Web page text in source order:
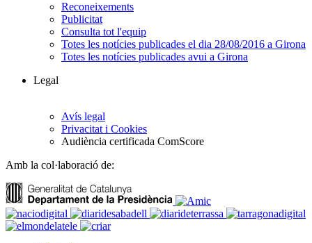
Reconeixements
Publicitat
Consulta tot l'equip
Totes les notícies publicades el dia 28/08/2016 a Girona
Totes les notícies publicades avui a Girona
Legal
Avís legal
Privacitat i Cookies
Audiència certificada ComScore
Amb la col·laboració de: